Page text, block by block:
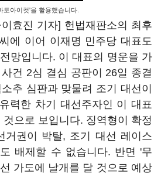
아이컷'을 활용했습니다.
효진 기자] 헌법재판소의 최후
에 이어 이재명 민주당 대표도
망입니다. 이 대표의 명운을 가
건 2심 결심 공판이 26일 종결
추 심판과 맞물려 조기 대선이
력한 차기 대선주자인 이 대표
으로 보입니다. 징역형이 확정
거권이 박탈, 조기 대선 레이스
배제할 수 없습니다. 반면 '무
가도에 날개를 달 것으로 예상